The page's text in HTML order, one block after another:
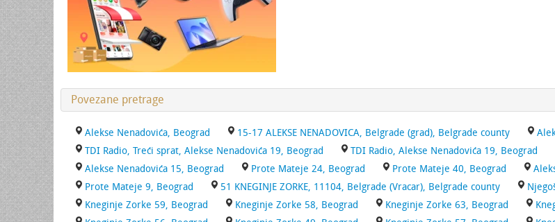
Povezane pretrage
Alekse Nenadovića, Beograd 15-17 ALEKSE NENADOVICA, Belgrade (grad), Belgrade county
TDI Radio, Treći sprat, Alekse Nenadovića 19, Beograd
TDI Radio, Alekse Nenadovića 19, Beograd
Alekse Nenadovića 15, Beograd
Prote Mateje 24, Beograd Prote Mateje 40, Beograd
Prote Mateje 9, Beograd
51 KNEGINJE ZORKE, 11104, Belgrade (Vracar), Belgrade county
Kneginje Zorke 59, Beograd
Kneginje Zorke 58, Beograd Kneginje Zorke 63, Beograd